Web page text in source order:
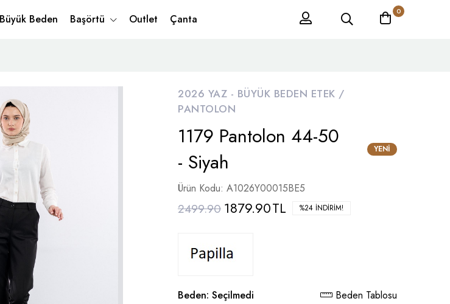
Büyük Beden Başörtü Outlet Çanta
0
2026 YAZ - BÜYÜK BEDEN ETEK /
PANTOLON
1179 Pantolon 44-50
- Siyah
YENI
Ürün Kodu: A1026Y00015BE5
2499.90 1879.90TL %24 İNDIRIM!
Beden: Seçilmedi Beden Tablosu